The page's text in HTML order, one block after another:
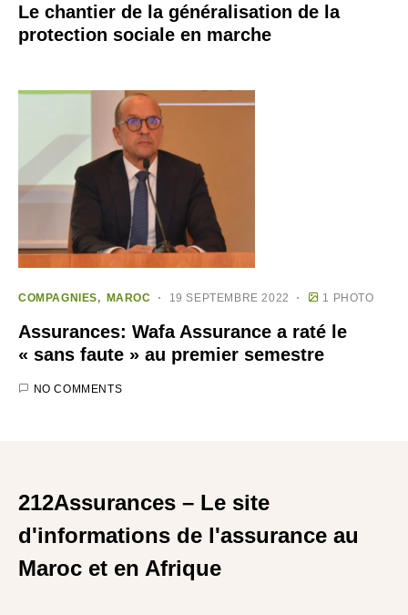
Le chantier de la généralisation de la
protection sociale en marche
COMPAGNIES MAROC 19 SEPTEMBRE 2022 1 PHOTO
Assurances: Wafa Assurance a raté le
« sans faute » au premier semestre
NO COMMENTS
212Assurances – Le site
d'informations de l'assurance au
Maroc et en Afrique